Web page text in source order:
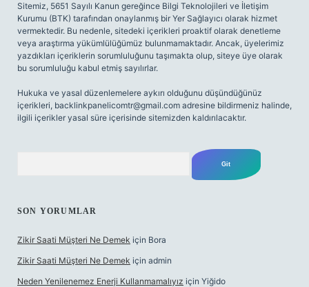
Sitemiz, 5651 Sayılı Kanun gereğince Bilgi Teknolojileri ve İletişim
Kurumu (BTK) tarafından onaylanmış bir Yer Sağlayıcı olarak hizmet
vermektedir. Bu nedenle, sitedeki içerikleri proaktif olarak denetleme
veya araştırma yükümlülüğümüz bulunmamaktadır. Ancak, üyelerimiz
yazdıkları içeriklerin sorumluluğunu taşımakta olup, siteye üye olarak
bu sorumluluğu kabul etmiş sayılırlar.
Hukuka ve yasal düzenlemelere aykırı olduğunu düşündüğünüz
içerikleri, backlinkpanelicomtr@gmail.com adresine bildirmeniz halinde,
ilgili içerikler yasal süre içerisinde sitemizden kaldırılacaktır.
SON YORUMLAR
Zikir Saati Müşteri Ne Demek için Bora
Zikir Saati Müşteri Ne Demek için admin
Neden Yenilenemez Enerji Kullanmamalıyız için Yiğido